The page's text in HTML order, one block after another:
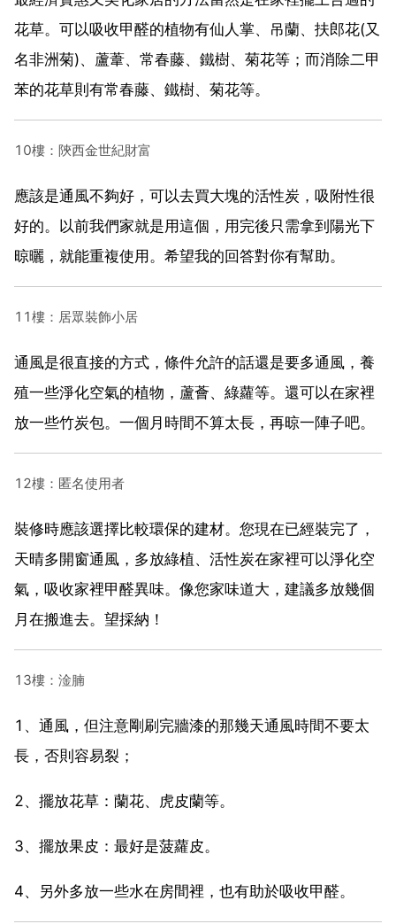
花草。可以吸收甲醛的植物有仙人掌、吊蘭、扶郎花(又
名非洲菊)、蘆葦、常春藤、鐵樹、菊花等；而消除二甲
苯的花草則有常春藤、鐵樹、菊花等。
10樓：陝西金世紀財富
應該是通風不夠好，可以去買大塊的活性炭，吸附性很
好的。以前我們家就是用這個，用完後只需拿到陽光下
晾曬，就能重複使用。希望我的回答對你有幫助。
11樓：居眾裝飾小居
通風是很直接的方式，條件允許的話還是要多通風，養
殖一些淨化空氣的植物，蘆薈、綠蘿等。還可以在家裡
放一些竹炭包。一個月時間不算太長，再晾一陣子吧。
12樓：匿名使用者
裝修時應該選擇比較環保的建材。您現在已經裝完了，
天晴多開窗通風，多放綠植、活性炭在家裡可以淨化空
氣，吸收家裡甲醛異味。像您家味道大，建議多放幾個
月在搬進去。望採納！
13樓：淦腩
1、通風，但注意剛刷完牆漆的那幾天通風時間不要太
長，否則容易裂；
2、擺放花草：蘭花、虎皮蘭等。
3、擺放果皮：最好是菠蘿皮。
4、另外多放一些水在房間裡，也有助於吸收甲醛。